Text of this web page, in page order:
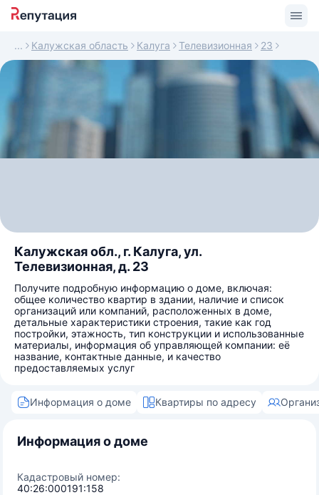
Калужская область Калуга Телевизионная 23
Калужская обл., г. Калуга, ул.
Телевизионная, д. 23
Получите подробную информацию о доме, включая:
общее количество квартир в здании, наличие и список
организаций или компаний, расположенных в доме,
детальные характеристики строения, такие как год
постройки, этажность, тип конструкции и использованные
материалы, информация об управляющей компании: её
название, контактные данные, и качество
предоставляемых услуг
Информация о доме Квартиры по адресу
Информация о доме
Кадастровый номер:
40:26:000191:158